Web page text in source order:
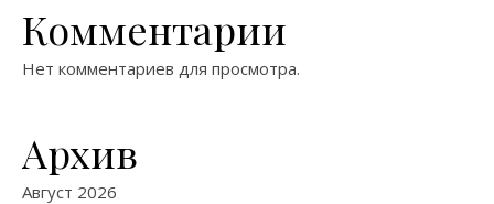
Комментарии
Нет комментариев для просмотра.
Архив
Август 2026